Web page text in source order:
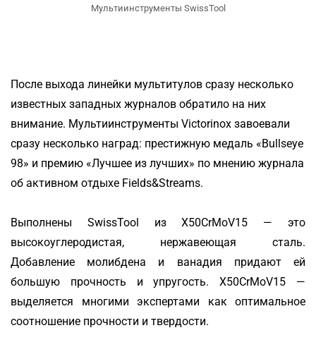
Мультиинструменты SwissTool
После выхода линейки мультитулов сразу несколько
известных западных журналов обратило на них
внимание. Мультиинструменты Victorinox завоевали
сразу несколько наград: престижную медаль «Bullseye
98» и премию «Лучшее из лучших» по мнению журнала
об активном отдыхе Fields&Streams.
Выполнены SwissTool из X50CrMoV15 — это
высокоуглеродистая, нержавеющая сталь.
Добавление молибдена и ванадия придают ей
большую прочность и упругость. X50CrMoV15 —
выделяется многими экспертами как оптимальное
соотношение прочности и твердости.